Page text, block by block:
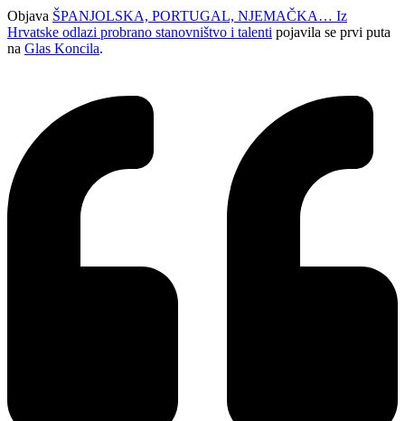
Objava ŠPANJOLSKA, PORTUGAL, NJEMAČKA… Iz
Hrvatske odlazi probrano stanovništvo i talenti pojavila se prvi puta
na Glas Koncila.